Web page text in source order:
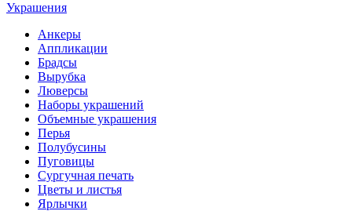
Украшения
Анкеры
Аппликации
Брадсы
Вырубка
Люверсы
Наборы украшений
Объемные украшения
Перья
Полубусины
Пуговицы
Сургучная печать
Цветы и листья
Ярлычки